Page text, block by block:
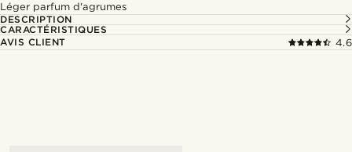
Léger parfum d'agrumes
DESCRIPTION
CARACTÉRISTIQUES
AVIS CLIENT
4.6